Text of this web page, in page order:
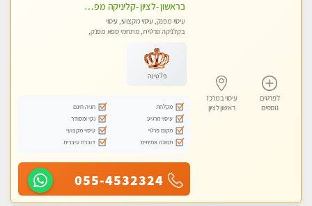
לפרטים
נוספים
עיסוי במרכז
ראשון לציון
בראשון -לציון -קליניקה מפוארת צוות צעיר ומקצועי לעיסוי VIP באווירה חמה ונעימה מומלץ ביותר! חוויה מפנקת מאוד ... ללא מין !!
עיסוי מפנק, עיסוי מקצועי, עיסוי
בקלניקה פרטית, מתחמי ספא מפנק,
פלטינה
מקלחת
חניה חינם
עיסוי מרגיע
נקי ומסודר
מקום פרטי
עיסוי מקצועי
תמונה אמיתית
דוברת עיברית
055-4532324